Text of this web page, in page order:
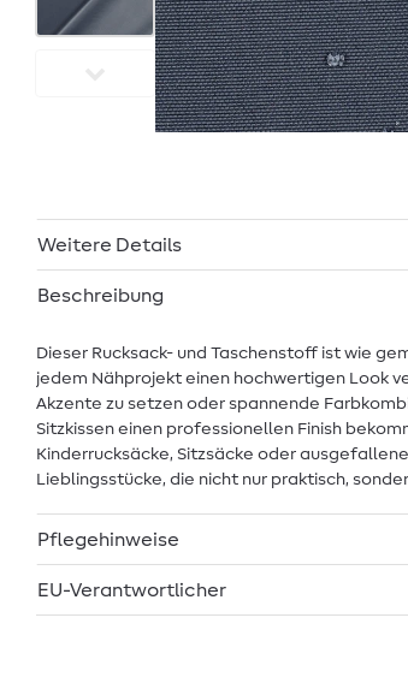
Weitere Details
Beschreibung
Dieser Rucksack- und Taschenstoff ist wie
jedem Nähprojekt einen hochwertigen Look
Akzente zu setzen oder spannende
Sitzkissen einen professionellen Finish
Kinderrucksäcke, Sitzsäcke oder
Lieblingsstücke, die nicht nur praktisch,
Pflegehinweise
EU-Verantwortlicher